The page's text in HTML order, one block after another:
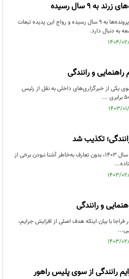
۹ سال رسیده
سن رانندگی در زرند در برخی موارد و پرونده‌ها به ۹ سال رسیده و رواج این پدیده تبعات
به دنبال دارد.
یکی از خبرگزاری‌های داخلی به نقل از رئیس
افزایش ۵۰۰ برابری جریمه رانندگی در سال ۱۴۰۳، بدون تعارف به‌خاطر آشنا نبودن برخی از
با بیان اینکه هدف اصلی از افزایش جرایم،
رانندگی از سوی پلیس راهور